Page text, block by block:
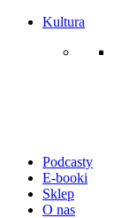
Kultura
Podcasty
E-booki
Sklep
O nas